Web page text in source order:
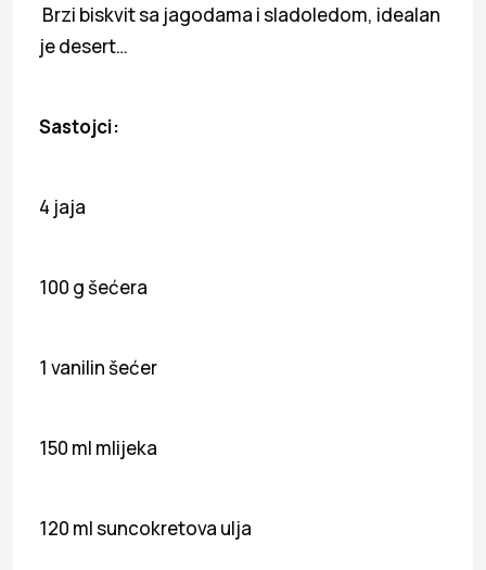
Brzi biskvit sa jagodama i sladoledom, idealan
je desert…
Sastojci:
4 jaja
100 g šećera
1 vanilin šećer
150 ml mlijeka
120 ml suncokretova ulja